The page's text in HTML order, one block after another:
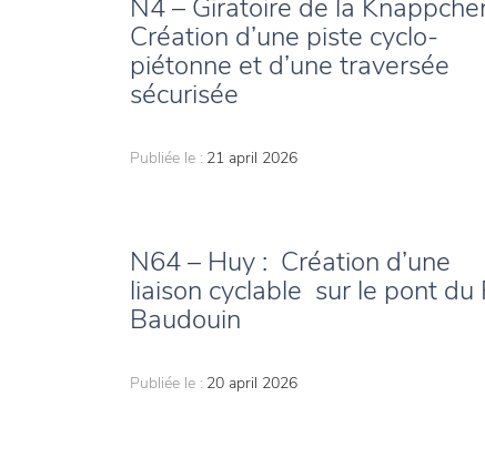
N4 – Giratoire de la
Création d’une piste cyclo-
piétonne et d’une traversée
sécurisée
Publiée le : 21 april 2026
N64 – Huy : Création d’une
liaison cyclable sur le pont du
Baudouin
Publiée le : 20 april 2026